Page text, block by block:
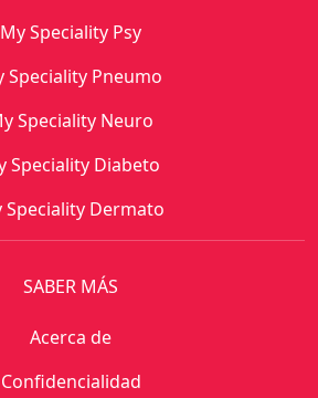
My Speciality Psy
Speciality Pneumo
Speciality Neuro
Speciality Diabeto
Speciality Dermato
SABER MÁS
Acerca de
Confidencialidad